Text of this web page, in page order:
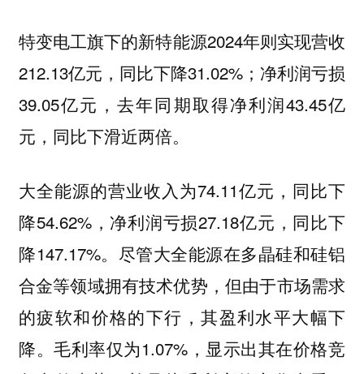
特变电工旗下的新特能源2024年则实现营收
212.13亿元，同比下降31.02%；净利润亏损
39.05亿元，去年同期取得净利润43.45亿
元，同比下滑近两倍。
大全能源的营业收入为74.11亿元，同比下
降54.62%，净利润亏损27.18亿元，同比下
降147.17%。尽管大全能源在多晶硅和硅铝
合金等领域拥有技术优势，但由于市场需求
的疲软和价格的下行，其盈利水平大幅下
降。毛利率仅为1.07%，显示出其在价格竞